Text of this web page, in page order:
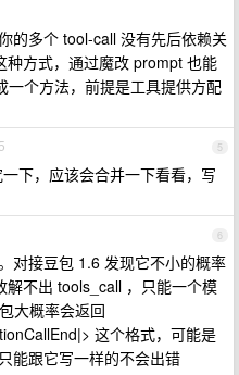
的多个 tool-call 没有先后依赖关
种方式，通过魔改 prompt 也能
一个方法，前提是工具提供方配
5
下，应该会合并一下看看，写
6
对接豆包 1.6 发现它不小的概率
不出 tools_call ，只能一个模
大概率会返回
这个格式，可能是
能跟它写一样的不会出错